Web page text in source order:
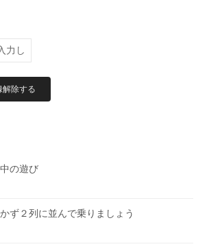
の遊び
ず２列に並んで乗りましょう